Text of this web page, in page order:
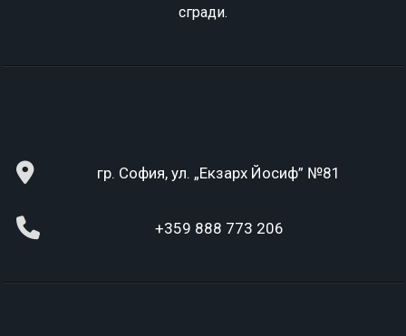
сгради.
гр. София, ул. „Екзарх Йосиф” №81
+359 888 773 206